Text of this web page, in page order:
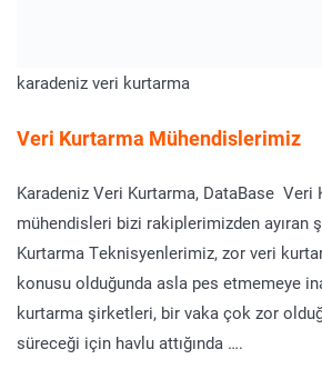
karadeniz veri kurtarma
Veri Kurtarma Mühendislerimiz
Karadeniz Veri Kurtarma, DataBase Veri
mühendisleri bizi rakiplerimizden ayıran
Kurtarma Teknisyenlerimiz, zor veri
konusu olduğunda asla pes etmemeye
kurtarma şirketleri, bir vaka çok zor
süreceği için havlu attığında ….